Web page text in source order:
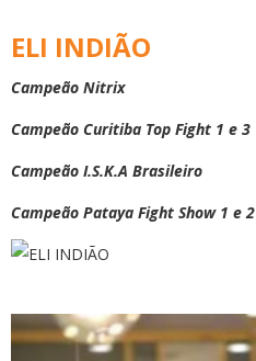
ELI INDIÃO
Campeão Nitrix
Campeão Curitiba Top Fight 1 e 3
Campeão I.S.K.A Brasileiro
Campeão Pataya Fight Show 1 e 2